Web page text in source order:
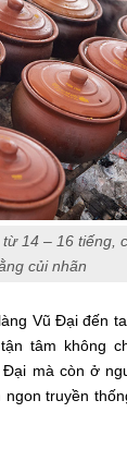
14 – 16 tiếng,
củi nhãn
Vũ Đại đến
tâm không
mà còn ở
truyền